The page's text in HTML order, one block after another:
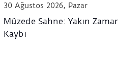
30 Ağustos 2026, Pazar
Müzede Sahne: Yakın
Kaybı